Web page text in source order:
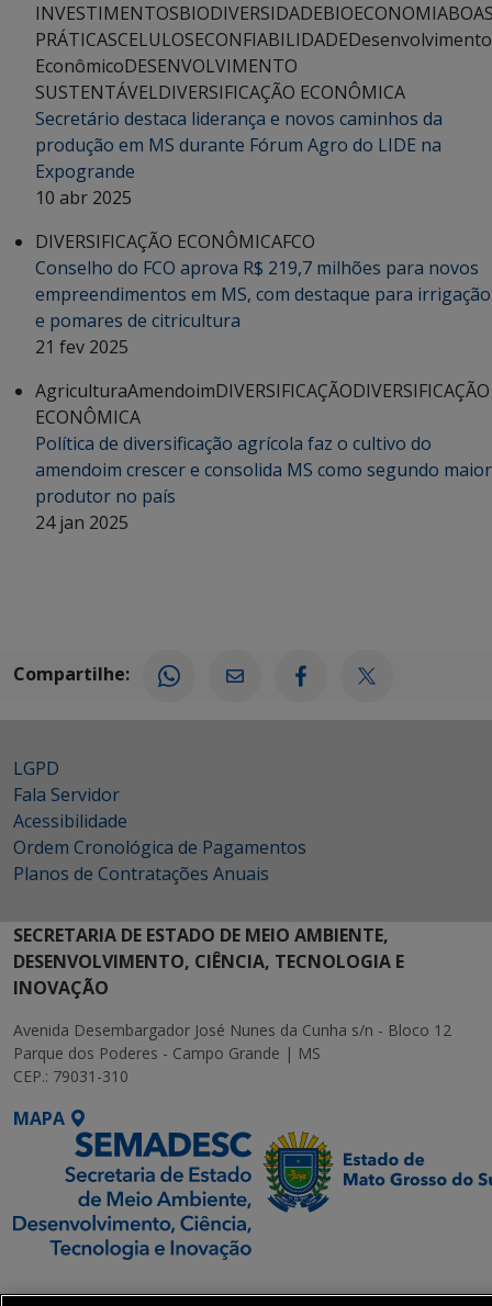
INVESTIMENTOSBIODIVERSIDADEBIOECONOMIA
PRÁTICASCELULOSECONFIABILIDADEDesenvolvimento
EconômicoDESENVOLVIMENTO
SUSTENTÁVELDIVERSIFICAÇÃO ECONÔMICA
Secretário destaca liderança e novos caminhos da
produção em MS durante Fórum Agro do LIDE na
Expogrande
10 abr 2025
DIVERSIFICAÇÃO ECONÔMICAFCO
Conselho do FCO aprova R$ 219,7 milhões para novos
empreendimentos em MS, com destaque para irrigação
e pomares de citricultura
21 fev 2025
AgriculturaAmendoimDIVERSIFICAÇÃODIVERSIFICAÇÃO
ECONÔMICA
Política de diversificação agrícola faz o cultivo do
amendoim crescer e consolida MS como segundo maior
produtor no país
24 jan 2025
Compartilhe:
LGPD
Fala Servidor
Acessibilidade
Ordem Cronológica de Pagamentos
Planos de Contratações Anuais
SECRETARIA DE ESTADO DE MEIO AMBIENTE,
DESENVOLVIMENTO, CIÊNCIA, TECNOLOGIA E
INOVAÇÃO
Avenida Desembargador José Nunes da Cunha s/n - Bloco 12
Parque dos Poderes - Campo Grande | MS
CEP.: 79031-310
MAPA